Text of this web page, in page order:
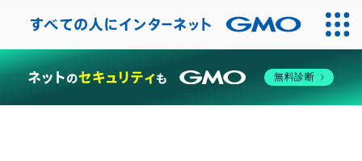
無料診断